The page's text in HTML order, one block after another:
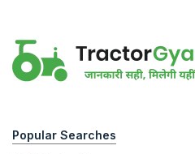
Popular Searches